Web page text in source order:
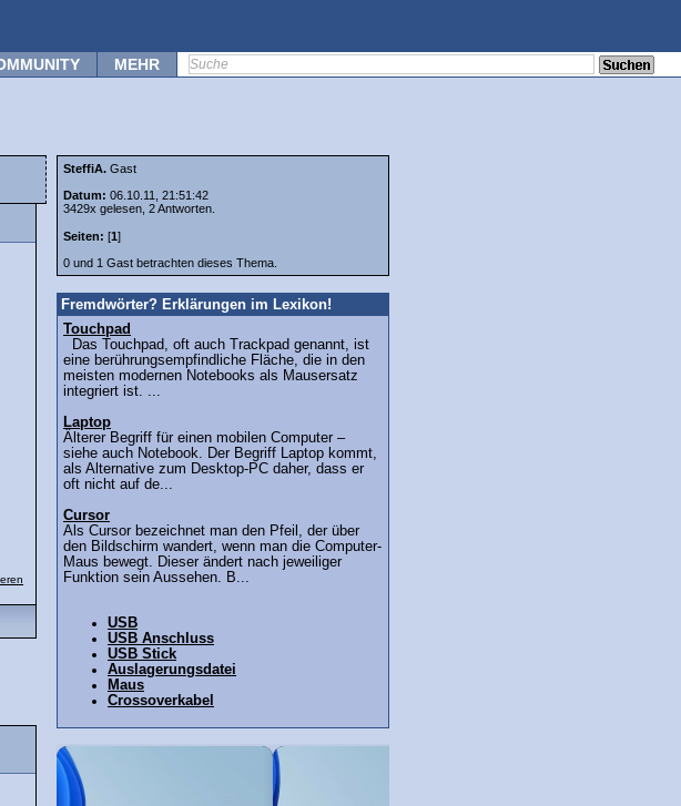
MEHR
SteffiA. Gast
Datum: 06.10.11, 21:51:42
3429x gelesen, 2 Antworten.
Seiten: [1]
0 und 1 Gast betrachten dieses Thema.
Fremdwörter? Erklärungen im Lexikon!
Touchpad
Das Touchpad, oft auch Trackpad genannt, ist
eine berührungsempfindliche Fläche, die in den
meisten modernen Notebooks als Mausersatz
integriert ist. ...
Laptop
Älterer Begriff für einen mobilen Computer –
siehe auch Notebook. Der Begriff Laptop kommt,
als Alternative zum Desktop-PC daher, dass er
oft nicht auf de...
Cursor
Als Cursor bezeichnet man den Pfeil, der über
den Bildschirm wandert, wenn man die Computer-
Maus bewegt. Dieser ändert nach jeweiliger
Funktion sein Aussehen. B...
USB
USB Anschluss
USB Stick
Auslagerungsdatei
Maus
Crossoverkabel